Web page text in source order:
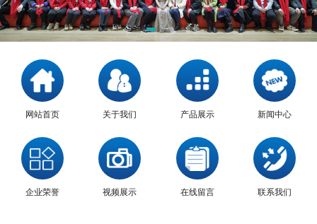
网站首页 关于我们 产品展示 新闻中心
企业荣誉 视频展示 在线留言 联系我们